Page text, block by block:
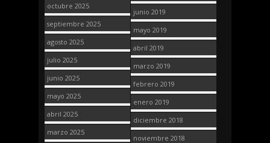
octubre 2025
septiembre 2025
agosto 2025
julio 2025
junio 2025
mayo 2025
abril 2025
marzo 2025
junio 2019
mayo 2019
abril 2019
marzo 2019
febrero 2019
enero 2019
diciembre 2018
noviembre 2018